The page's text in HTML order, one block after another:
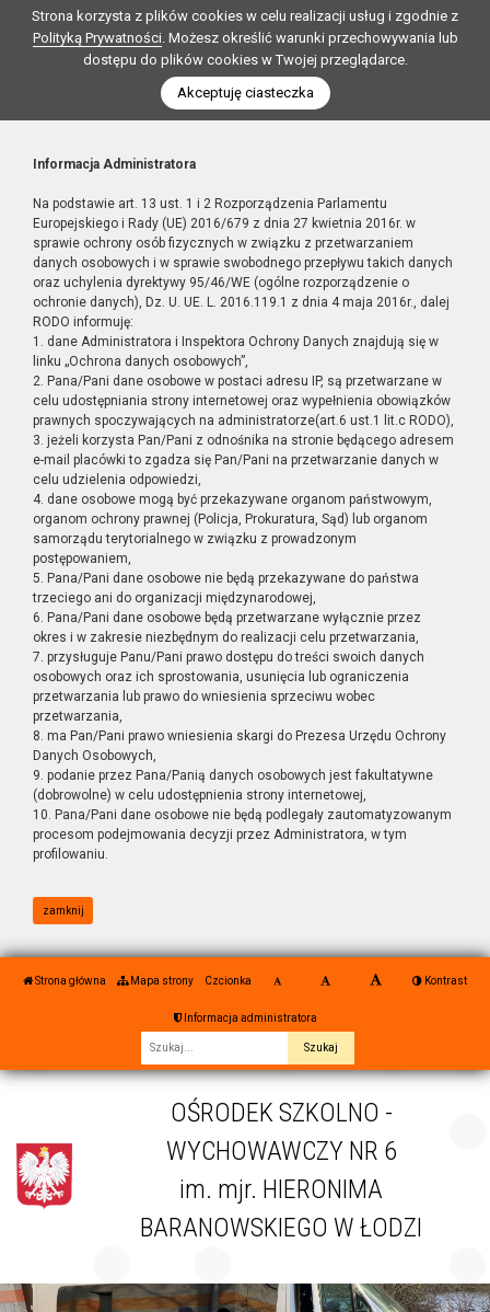
Strona korzysta z plików cookies w celu realizacji usług i zgodnie z
Polityką Prywatności. Możesz określić warunki przechowywania lub
dostępu do plików cookies w Twojej przeglądarce.
Akceptuję ciasteczka
Informacja Administratora
Na podstawie art. 13 ust. 1 i 2 Rozporządzenia Parlamentu
Europejskiego i Rady (UE) 2016/679 z dnia 27 kwietnia 2016r. w
sprawie ochrony osób fizycznych w związku z przetwarzaniem
danych osobowych i w sprawie swobodnego przepływu takich danych
oraz uchylenia dyrektywy 95/46/WE (ogólne rozporządzenie o
ochronie danych), Dz. U. UE. L. 2016.119.1 z dnia 4 maja 2016r., dalej
RODO informuję:
1. dane Administratora i Inspektora Ochrony Danych znajdują się w
linku „Ochrona danych osobowych”,
2. Pana/Pani dane osobowe w postaci adresu IP, są przetwarzane w
celu udostępniania strony internetowej oraz wypełnienia obowiązków
prawnych spoczywających na administratorze(art.6 ust.1 lit.c RODO),
3. jeżeli korzysta Pan/Pani z odnośnika na stronie będącego adresem
e-mail placówki to zgadza się Pan/Pani na przetwarzanie danych w
celu udzielenia odpowiedzi,
4. dane osobowe mogą być przekazywane organom państwowym,
organom ochrony prawnej (Policja, Prokuratura, Sąd) lub organom
samorządu terytorialnego w związku z prowadzonym
postępowaniem,
5. Pana/Pani dane osobowe nie będą przekazywane do państwa
trzeciego ani do organizacji międzynarodowej,
6. Pana/Pani dane osobowe będą przetwarzane wyłącznie przez
okres i w zakresie niezbędnym do realizacji celu przetwarzania,
7. przysługuje Panu/Pani prawo dostępu do treści swoich danych
osobowych oraz ich sprostowania, usunięcia lub ograniczenia
przetwarzania lub prawo do wniesienia sprzeciwu wobec
przetwarzania,
8. ma Pan/Pani prawo wniesienia skargi do Prezesa Urzędu Ochrony
Danych Osobowych,
9. podanie przez Pana/Panią danych osobowych jest fakultatywne
(dobrowolne) w celu udostępnienia strony internetowej,
10. Pana/Pani dane osobowe nie będą podlegały zautomatyzowanym
procesom podejmowania decyzji przez Administratora, w tym
profilowaniu.
zamknij
Strona główna Mapa strony Czcionka Kontrast
Informacja administratora
OŚRODEK SZKOLNO -
WYCHOWAWCZY NR 6
im. mjr. HIERONIMA
BARANOWSKIEGO W ŁODZI